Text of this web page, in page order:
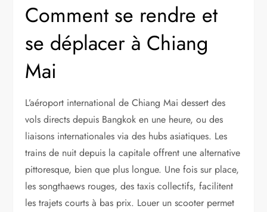
Comment se rendre et
se déplacer à Chiang
Mai
L’aéroport international de Chiang Mai dessert des
vols directs depuis Bangkok en une heure, ou des
liaisons internationales via des hubs asiatiques. Les
trains de nuit depuis la capitale offrent une alternative
pittoresque, bien que plus longue. Une fois sur place,
les songthaews rouges, des taxis collectifs, facilitent
les trajets courts à bas prix. Louer un scooter permet